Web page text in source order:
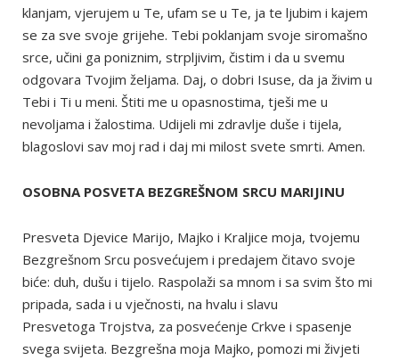
klanjam, vjerujem u Te, ufam se u Te, ja te ljubim i kajem
se za sve svoje grijehe. Tebi poklanjam svoje siromašno
srce, učini ga poniznim, strpljivim, čistim i da u svemu
odgovara Tvojim željama. Daj, o dobri Isuse, da ja živim u
Tebi i Ti u meni. Štiti me u opasnostima, tješi me u
nevoljama i žalostima. Udijeli mi zdravlje duše i tijela,
blagoslovi sav moj rad i daj mi milost svete smrti. Amen.
OSOBNA POSVETA BEZGREŠNOM SRCU MARIJINU
Presveta Djevice Marijo, Majko i Kraljice moja, tvojemu
Bezgrešnom Srcu posvećujem i predajem čitavo svoje
biće: duh, dušu i tijelo. Raspolaži sa mnom i sa svim što mi
pripada, sada i u vječnosti, na hvalu i slavu
Presvetoga Trojstva, za posvećenje Crkve i spasenje
svega svijeta. Bezgrešna moja Majko, pomozi mi živjeti